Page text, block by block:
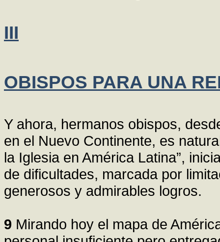
III
OBISPOS PARA UNA
Y ahora, hermanos obispos,
en el Nuevo Continente, es
la Iglesia en América Latina”,
de dificultades, marcada por
generosos y admirables logros.
9 Mirando hoy el mapa de